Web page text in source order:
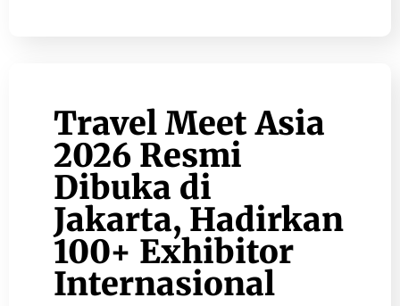
Travel Meet Asia
2026 Resmi
Dibuka di
Jakarta, Hadirkan
100+ Exhibitor
Internasional